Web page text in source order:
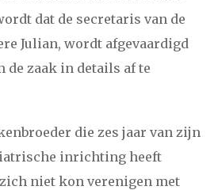
oktober november
oktober november
dat de secretaris van de
Julian, wordt afgevaardigd
de zaak in details af te
die zes jaar van zijn
inrichting heeft
niet kon verenigen met